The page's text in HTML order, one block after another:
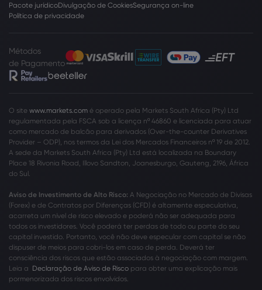
Pacote jurídicoDivulgação de CookiesSegurança on-line
Política de privacidade
Métodos
de Pagamento
O site www.markets.com é operado pela Markets South Africa (Pty) Ltd
regulamentada pela FSCA sob a licença nº 46860 e licenciada para atuar
como mercado de balcão para derivados (Over-the-counter Derivatives
Provider – ODP), nos termos da Lei dos Mercados Financeiros nº 19 de 2012.
A sede da Markets South Africa (Pty) Ltd está localizada na Boundary
Place 18 Rivonia Road, Illovo Sandton, Joanesburgo, Gauteng, 2196, África
do Sul.
Aviso de Investimento de Alto Risco: A Negociação no Mercado de Divisas
(Forex) e de Contratos por Diferenças (CFD) é altamente especulativa,
acarreta um nível de risco elevado e poderá não ser adequada para
todos os investidores. Você poderá ter perdas de todo ou parte do seu
capital investido. Portanto, você não deve especular com capital se não
dispuser de meios para cobri-los em caso de perda. Deverá ter
consciência dos riscos que estão associados à negociação com margem.
Leia a Declaração de Aviso de Risco para obter uma explicação mais
pormenorizada dos riscos envolvidos.